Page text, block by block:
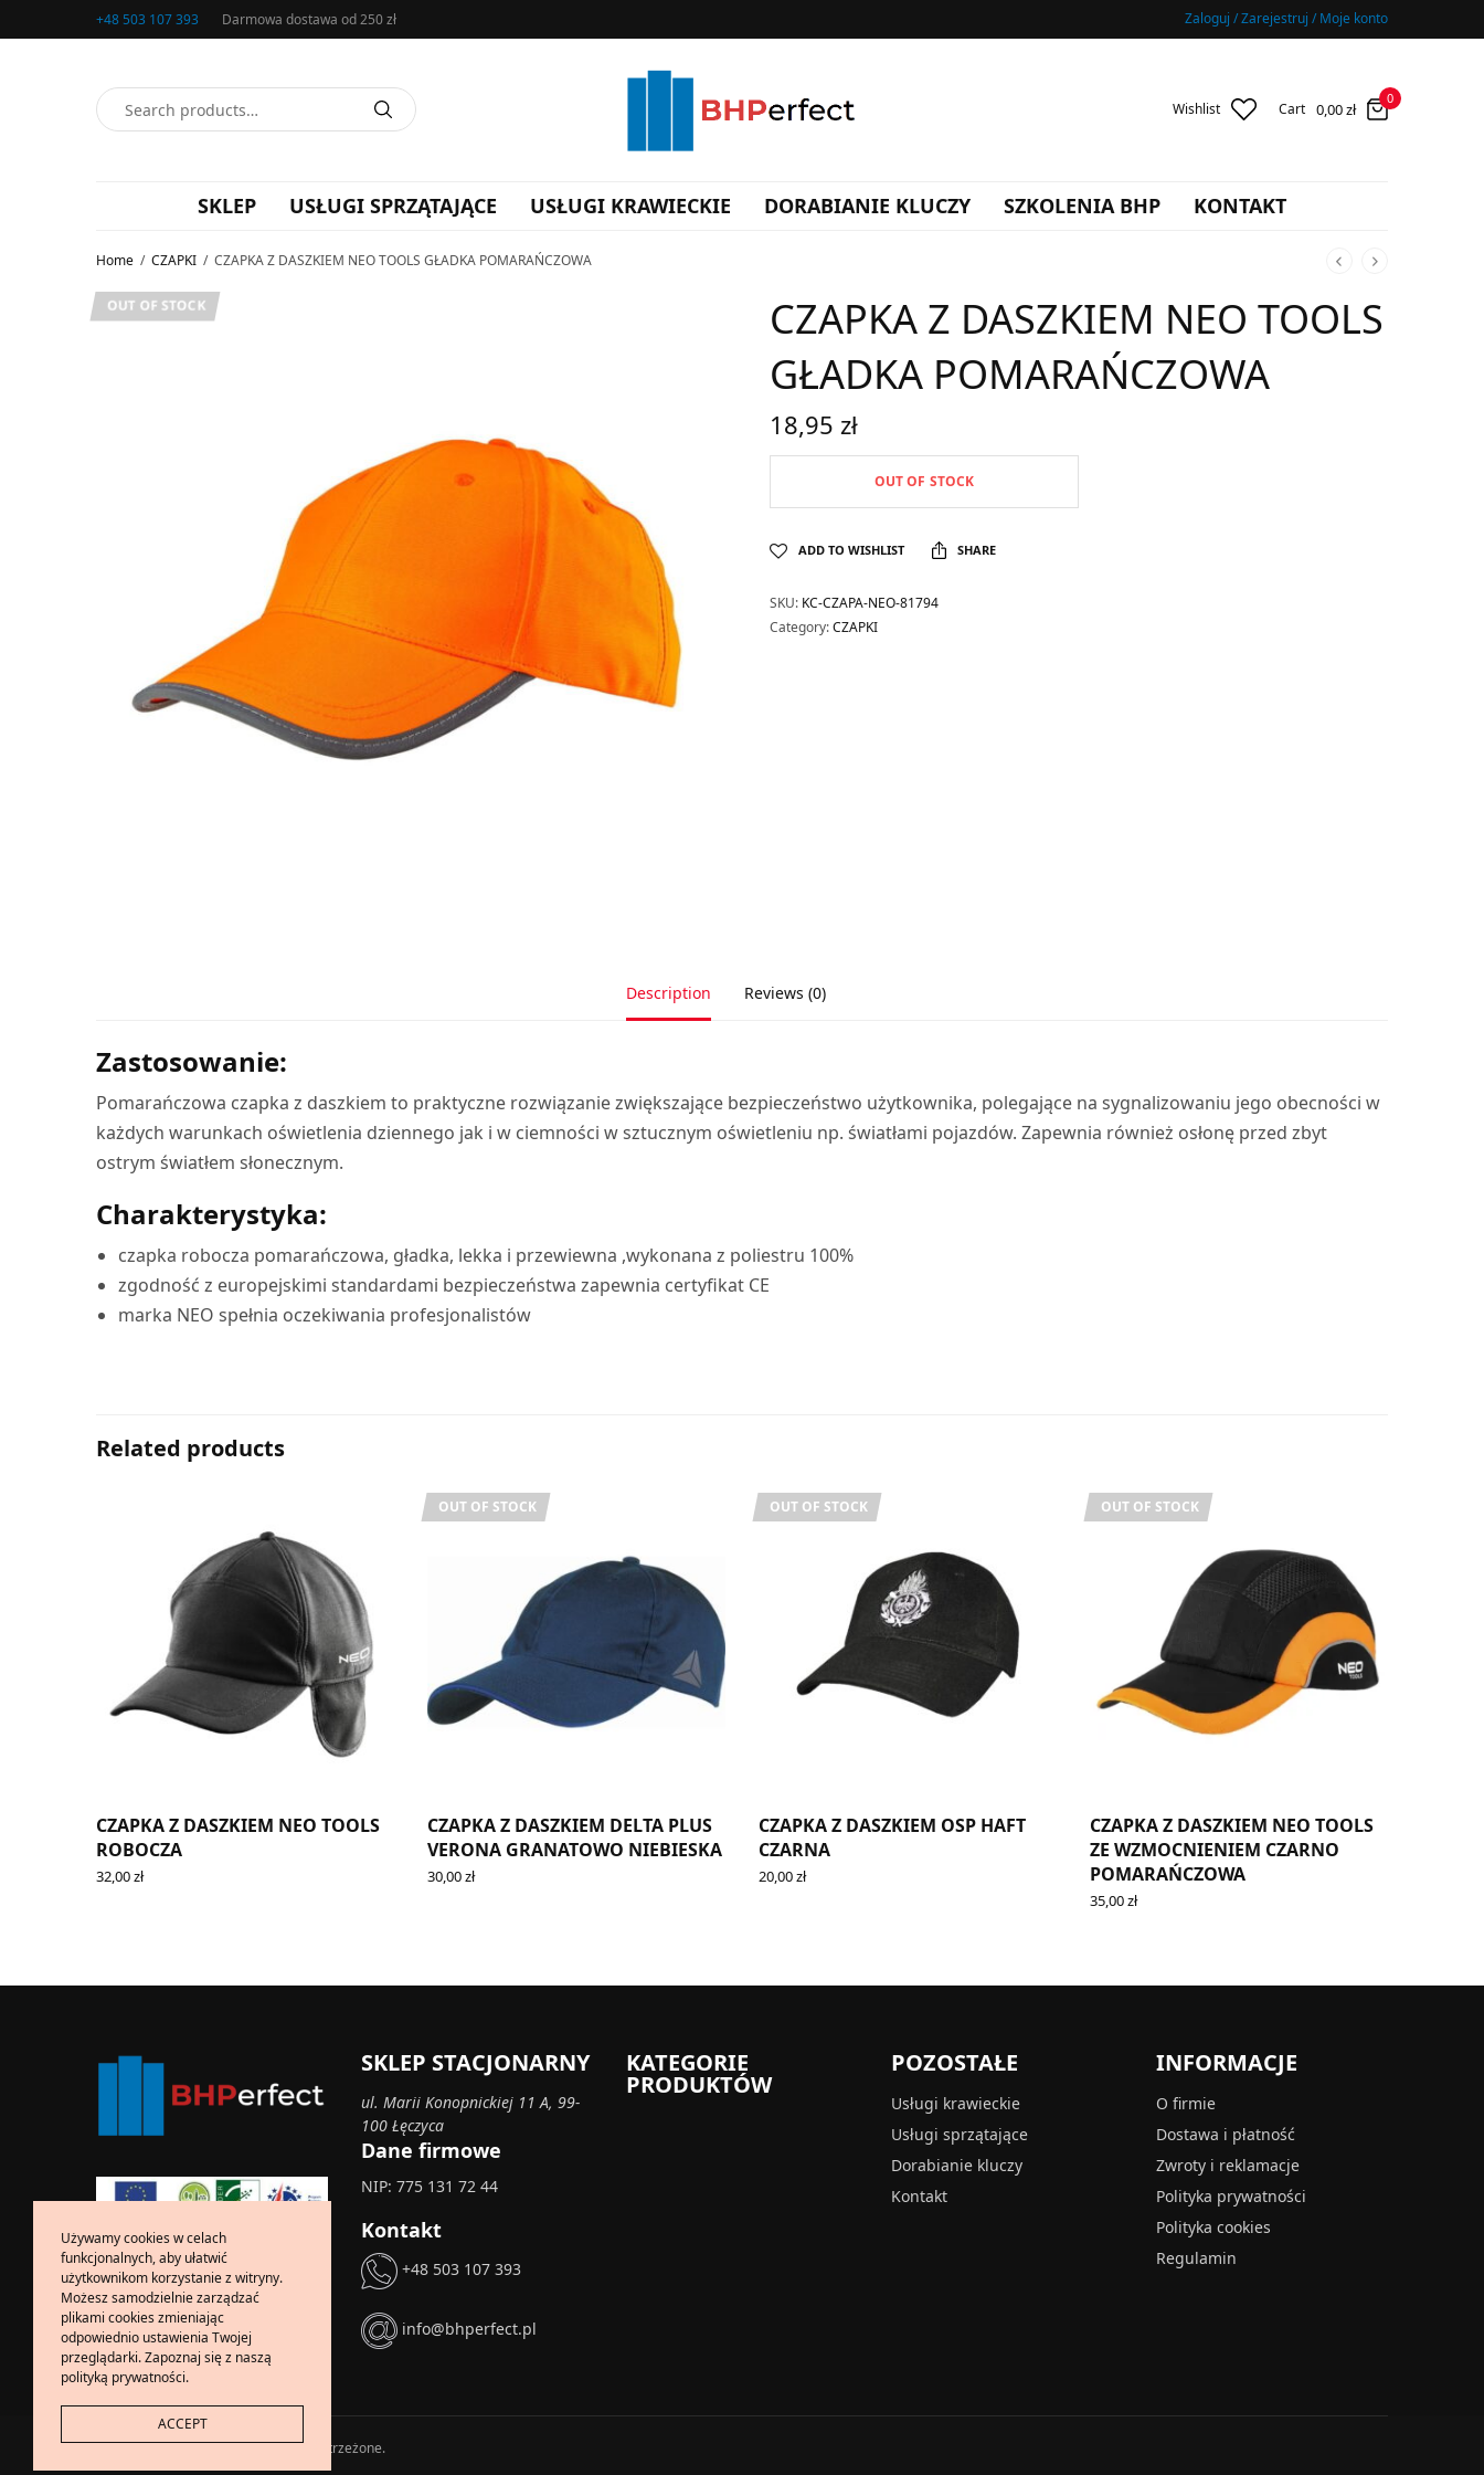
+48 503 107 393 Darmowa dostawa od 250 zł Zaloguj / Zarejestruj / Moje konto
Wishlist Cart 0,00zł
0
SKLEP USŁUGI SPRZĄTAJĄCE USŁUGI KRAWIECKIE DORABIANIE KLUCZY SZKOLENIA BHP KONTAKT
Home / CZAPKI / CZAPKA Z DASZKIEM NEO TOOLS GŁADKA POMARAŃCZOWA
OUT OF STOCK
CZAPKA Z DASZKIEM NEO TOOLS
GŁADKA POMARAŃCZOWA
18,95 zł
OUT OF STOCK
ADD TO WISHLIST SHARE
SKU: KC-CZAPA-NEO-81794
Category:CZAPKI
Description Reviews (0)
Zastosowanie:
Pomarańczowa czapka z daszkiem to praktyczne rozwiązanie zwiększające bezpieczeństwo użytkownika, polegające na sygnalizowaniu jego obecności w
każdych warunkach oświetlenia dziennego jak i w ciemności w sztucznym oświetleniu np. światłami pojazdów. Zapewnia również osłonę przed zbyt
ostrym światłem słonecznym.
Charakterystyka:
czapka robocza pomarańczowa, gładka, lekka i przewiewna ,wykonana z poliestru 100%
zgodność z europejskimi standardami bezpieczeństwa zapewnia certyfikat CE
marka NEO spełnia oczekiwania profesjonalistów
Related products
CZAPKA Z DASZKIEM NEO TOOLS
ROBOCZA
32,00zł
OUT OF STOCK
CZAPKA Z DASZKIEM DELTA PLUS
VERONA GRANATOWO NIEBIESKA
30,00zł
OUT OF STOCK
CZAPKA Z DASZKIEM OSP HAFT
CZARNA
20,00zł
OUT OF STOCK
CZAPKA Z DASZKIEM NEO TOOLS
ZE WZMOCNIENIEM CZARNO
POMARAŃCZOWA
35,00zł
SKLEP STACJONARNY
ul. Marii Konopnickiej 11 A, 99-
100 Łęczyca
Dane firmowe
NIP: 775 131 72 44
Kontakt
+48 503 107 393
info@bhperfect.pl
KATEGORIE
PRODUKTÓW
POZOSTAŁE
Usługi krawieckie
Usługi sprzątające
Dorabianie kluczy
Kontakt
INFORMACJE
O firmie
Dostawa i płatność
Zwroty i reklamacje
Polityka prywatności
Polityka cookies
Regulamin
Copyright © 2024 Wszelkie prawa zastrzeżone.
Używamy cookies w celach
funkcjonalnych, aby ułatwić
użytkownikom korzystanie z witryny.
Możesz samodzielnie zarządzać
plikami cookies zmieniając
odpowiednio ustawienia Twojej
przeglądarki. Zapoznaj się z naszą
polityką prywatności.
ACCEPT